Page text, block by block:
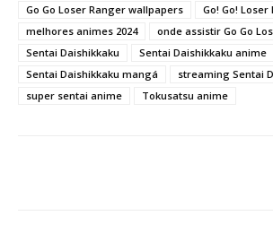
Go Go Loser Ranger wallpapers
Go! Go! Loser
melhores animes 2024
onde assistir Go Go
Sentai Daishikkaku
Sentai Daishikkaku anime
Sentai Daishikkaku mangá
streaming Sentai
super sentai anime
Tokusatsu anime